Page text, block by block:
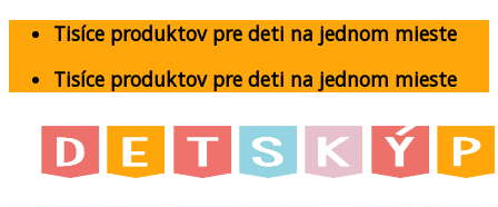
Skip
content
Tisíce produktov pre deti na jednom mieste
Tisíce produktov pre deti na jednom mieste